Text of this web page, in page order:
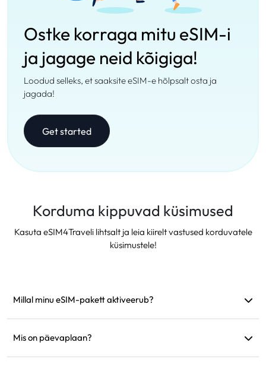
Ostke korraga mitu eSIM-i
ja jagage neid kõigiga!
Loodud selleks, et saaksite eSIM-e hõlpsalt osta ja
jagada!
Get started
Korduma kippuvad küsimused
Kasuta eSIM4Traveli lihtsalt ja leia kiirelt vastused korduvatele
küsimustele!
Millal minu eSIM-pakett aktiveerub?
Soovitame see enne reisi paigaldada.
Mis on päevaplaan?